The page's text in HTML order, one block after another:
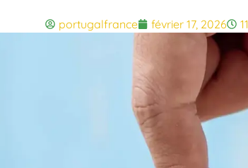
portugalfrance février 17, 2026